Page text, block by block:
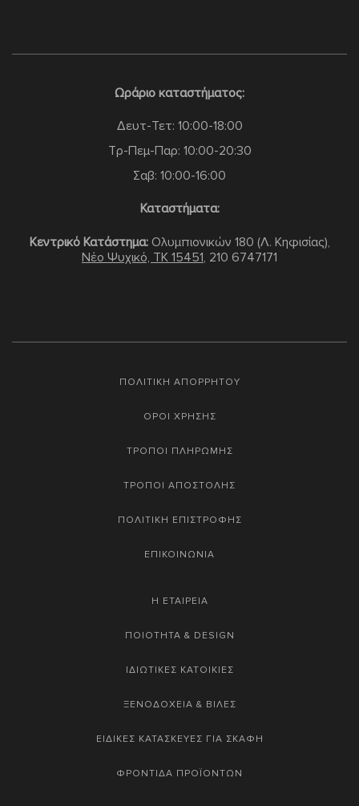
Ωράριο καταστήματος:
Δευτ-Τετ: 10:00-18:00
Τρ-Πεμ-Παρ: 10:00-20:30
Σαβ: 10:00-16:00
Καταστήματα:
Κεντρικό Κατάστημα:Ολυμπιονικών 180 (Λ. Κηφισίας),
Νέο Ψυχικό, TK 15451, 210 6747171
ΠΟΛΙΤΙΚΗ ΑΠΟΡΡΗΤΟΥ
ΟΡΟΙ ΧΡΗΣΗΣ
ΤΡΟΠΟΙ ΠΛΗΡΩΜΗΣ
ΤΡΟΠΟΙ ΑΠΟΣΤΟΛΗΣ
ΠΟΛΙΤΙΚΗ ΕΠΙΣΤΡΟΦΗΣ
ΕΠΙΚΟΙΝΩΝΙΑ
Η ΕΤΑΙΡΕΙΑ
ΠΟΙΟΤΗΤΑ & DESIGN
ΙΔΙΩΤΙΚΕΣ ΚΑΤΟΙΚΙΕΣ
ΞΕΝΟΔΟΧΕΙΑ & ΒΙΛΕΣ
ΕΙΔΙΚΕΣ ΚΑΤΑΣΚΕΥΕΣ ΓΙΑ ΣΚΑΦΗ
ΦΡΟΝΤΙΔΑ ΠΡΟΪΟΝΤΩΝ